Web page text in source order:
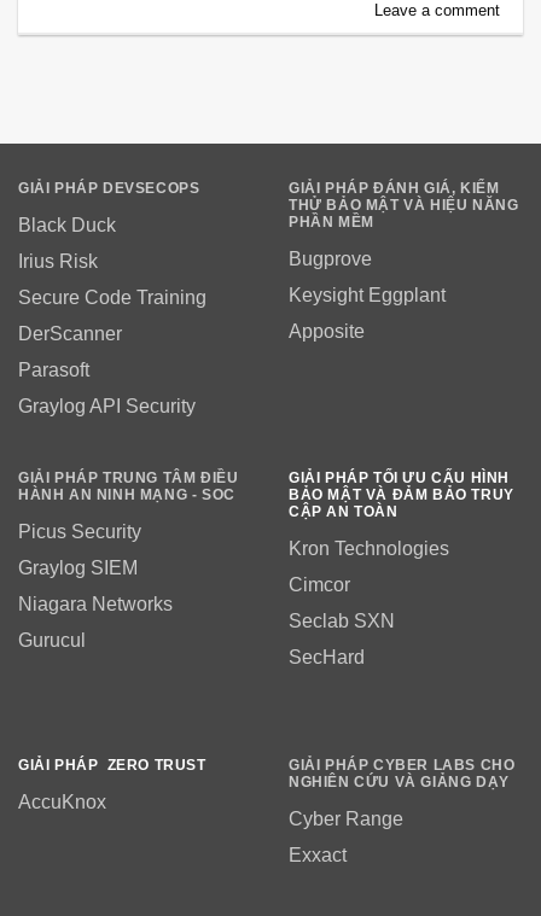
Leave a comment
GIẢI PHÁP DEVSECOPS
Black Duck
Irius Risk
Secure Code Training
DerScanner
Parasoft
Graylog API Security
GIẢI PHÁP ĐÁNH GIÁ, KIỂM
THỬ BẢO MẬT VÀ HIỆU NĂNG
PHẦN MỀM
Bugprove
Keysight Eggplant
Apposite
GIẢI PHÁP TRUNG TÂM ĐIỀU
HÀNH AN NINH MẠNG - SOC
Picus Security
Graylog SIEM
Niagara Networks
Gurucul
GIẢI PHÁP TỐI ƯU CẤU HÌNH
BẢO MẬT VÀ ĐẢM BẢO TRUY
CẬP AN TOÀN
Kron Technologies
Cimcor
Seclab SXN
SecHard
GIẢI PHÁP ZERO TRUST
AccuKnox
GIẢI PHÁP CYBER LABS CHO
NGHIÊN CỨU VÀ GIẢNG DẠY
Cyber Range
Exxact